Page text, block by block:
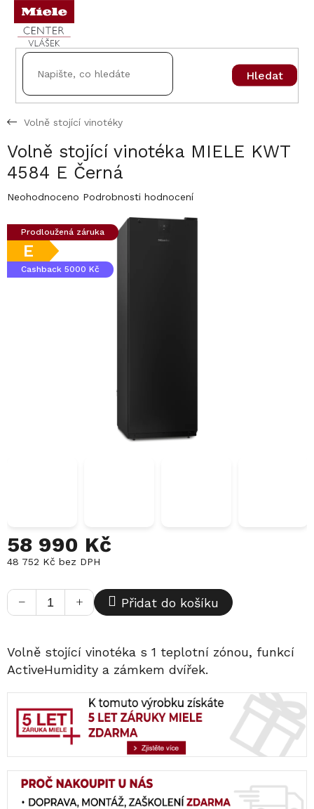
Přejít
obsah
Hledat
Volně stojící vinotéky
Volně stojící vinotéka MIELE KWT
4584 E Černá
Průměrné
produktu
z
5
Neohodnoceno Podrobnosti hodnocení
Prodloužená záruka
E
Cashback 5000 Kč
58 990 Kč
48 752 Kč bez DPH
cena:
+
− Přidat do košíku
Volně stojící vinotéka s 1 teplotní zónou, funkcí
ActiveHumidity a zámkem dvířek.